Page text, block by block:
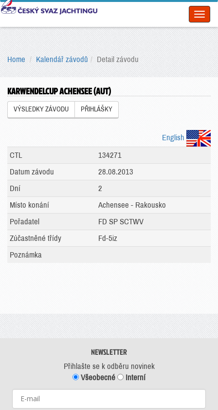
Home Kalendář závodů Detail závodu
KARWENDELCUP ACHENSEE (AUT)
VÝSLEDKY ZÁVODU PŘIHLÁŠKY
English
CTL
134271
Datum závodu
28.08.2013
Dní
2
Místo konání
Achensee - Rakousko
Pořadatel
FD SP SCTWV
Zúčastněné třídy
Fd-5iz
Poznámka
NEWSLETTER
Přihlašte se k odběru novinek
Všeobecné
Interní